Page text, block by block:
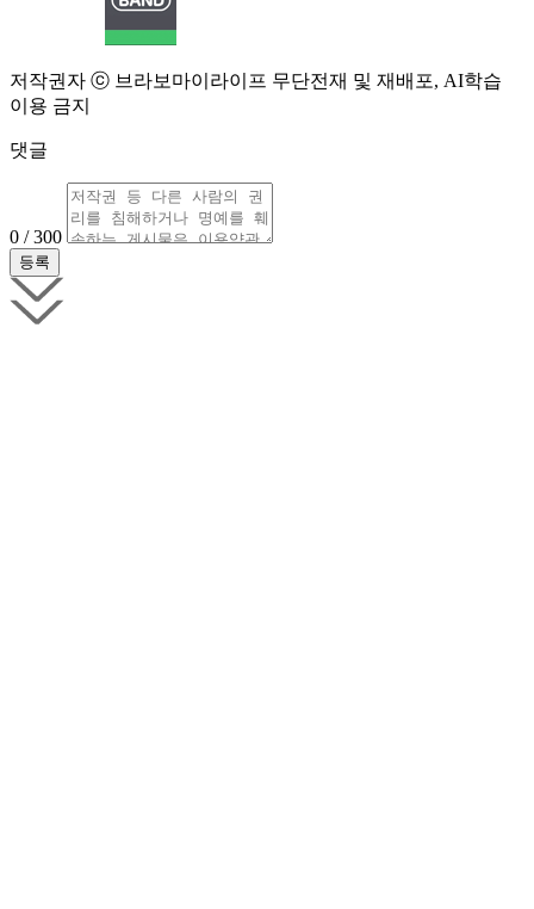
저작권자 ⓒ 브라보마이라이프 무단전재 및 재배포, AI학습
이용 금지
댓글
0 / 300